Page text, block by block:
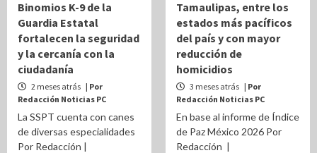
Binomios K-9 de la
Guardia Estatal
fortalecen la seguridad
y la cercanía con la
ciudadanía
2 meses atrás | Por
Redacción Noticias PC
La SSPT cuenta con canes
de diversas especialidades
Por Redacción |
Tamaulipas, entre los
estados más pacíficos
del país y con mayor
reducción de
homicidios
3 meses atrás | Por
Redacción Noticias PC
En base al informe de Índice
de Paz México 2026 Por
Redacción |